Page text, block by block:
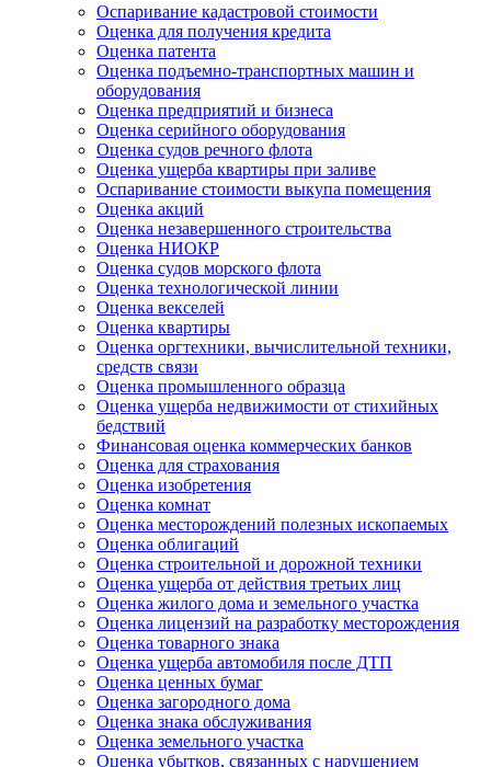
Оспаривание кадастровой стоимости
Оценка для получения кредита
Оценка патента
Оценка подъемно-транспортных машин и
оборудования
Оценка предприятий и бизнеса
Оценка серийного оборудования
Оценка судов речного флота
Оценка ущерба квартиры при заливе
Оспаривание стоимости выкупа помещения
Оценка акций
Оценка незавершенного строительства
Оценка НИОКР
Оценка судов морского флота
Оценка технологической линии
Оценка векселей
Оценка квартиры
Оценка оргтехники, вычислительной техники,
средств связи
Оценка промышленного образца
Оценка ущерба недвижимости от стихийных
бедствий
Финансовая оценка коммерческих банков
Оценка для страхования
Оценка изобретения
Оценка комнат
Оценка месторождений полезных ископаемых
Оценка облигаций
Оценка строительной и дорожной техники
Оценка ущерба от действия третьих лиц
Оценка жилого дома и земельного участка
Оценка лицензий на разработку месторождения
Оценка товарного знака
Оценка ущерба автомобиля после ДТП
Оценка ценных бумаг
Оценка загородного дома
Оценка знака обслуживания
Оценка земельного участка
Оценка убытков, связанных с нарушением